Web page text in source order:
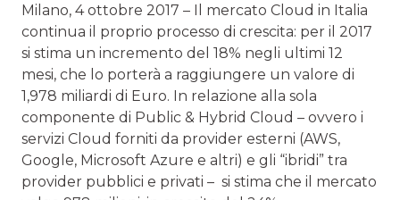
Milano, 4 ottobre 2017 – Il mercato Cloud in Italia
continua il proprio processo di crescita: per il 2017
si stima un incremento del 18% negli ultimi 12
mesi, che lo porterà a raggiungere un valore di
1,978 miliardi di Euro. In relazione alla sola
componente di Public & Hybrid Cloud – ovvero i
servizi Cloud forniti da provider esterni (AWS,
Google, Microsoft Azure e altri) e gli “ibridi” tra
provider pubblici e privati – si stima che il mercato